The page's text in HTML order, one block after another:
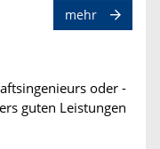
mehr
oder -
guten Leistungen